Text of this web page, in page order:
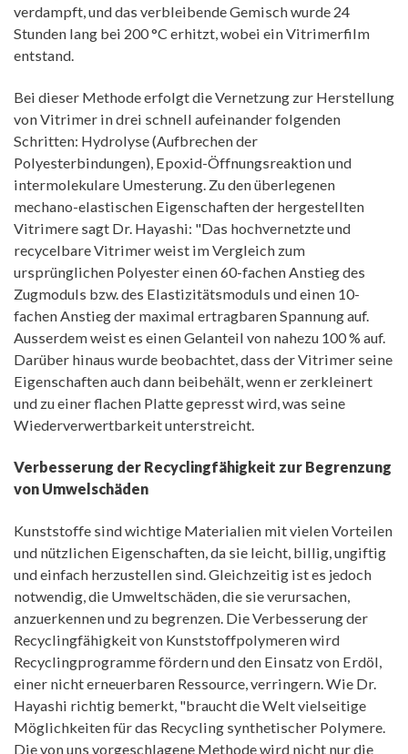
verdampft, und das verbleibende Gemisch wurde 24
Stunden lang bei 200 °C erhitzt, wobei ein Vitrimerfilm
entstand.
Bei dieser Methode erfolgt die Vernetzung zur Herstellung
von Vitrimer in drei schnell aufeinander folgenden
Schritten: Hydrolyse (Aufbrechen der
Polyesterbindungen), Epoxid-Öffnungsreaktion und
intermolekulare Umesterung. Zu den überlegenen
mechano-elastischen Eigenschaften der hergestellten
Vitrimere sagt Dr. Hayashi: "Das hochvernetzte und
recycelbare Vitrimer weist im Vergleich zum
ursprünglichen Polyester einen 60-fachen Anstieg des
Zugmoduls bzw. des Elastizitätsmoduls und einen 10-
fachen Anstieg der maximal ertragbaren Spannung auf.
Ausserdem weist es einen Gelanteil von nahezu 100 % auf.
Darüber hinaus wurde beobachtet, dass der Vitrimer seine
Eigenschaften auch dann beibehält, wenn er zerkleinert
und zu einer flachen Platte gepresst wird, was seine
Wiederverwertbarkeit unterstreicht.
Verbesserung der Recyclingfähigkeit zur Begrenzung
von Umwelschäden
Kunststoffe sind wichtige Materialien mit vielen Vorteilen
und nützlichen Eigenschaften, da sie leicht, billig, ungiftig
und einfach herzustellen sind. Gleichzeitig ist es jedoch
notwendig, die Umweltschäden, die sie verursachen,
anzuerkennen und zu begrenzen. Die Verbesserung der
Recyclingfähigkeit von Kunststoffpolymeren wird
Recyclingprogramme fördern und den Einsatz von Erdöl,
einer nicht erneuerbaren Ressource, verringern. Wie Dr.
Hayashi richtig bemerkt, "braucht die Welt vielseitige
Möglichkeiten für das Recycling synthetischer Polymere.
Die von uns vorgeschlagene Methode wird nicht nur die